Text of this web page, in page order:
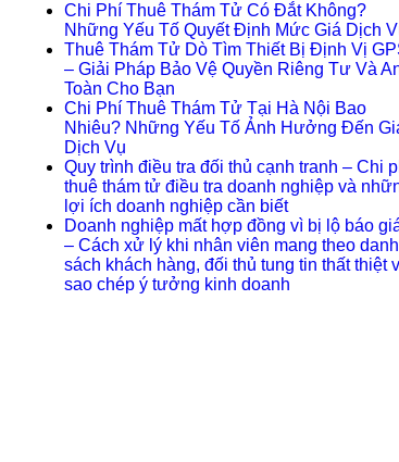
Chi Phí Thuê Thám Tử Có Đắt Không?
Những Yếu Tố Quyết Định Mức Giá Dịch
Thuê Thám Tử Dò Tìm Thiết Bị Định Vị
– Giải Pháp Bảo Vệ Quyền Riêng Tư Và
Toàn Cho Bạn
Chi Phí Thuê Thám Tử Tại Hà Nội Bao
Nhiêu? Những Yếu Tố Ảnh Hưởng Đến
Dịch Vụ
Quy trình điều tra đối thủ cạnh tranh – Chi
thuê thám tử điều tra doanh nghiệp và
lợi ích doanh nghiệp cần biết
Doanh nghiệp mất hợp đồng vì bị lộ báo
– Cách xử lý khi nhân viên mang theo danh
sách khách hàng, đối thủ tung tin thất thiệt
sao chép ý tưởng kinh doanh